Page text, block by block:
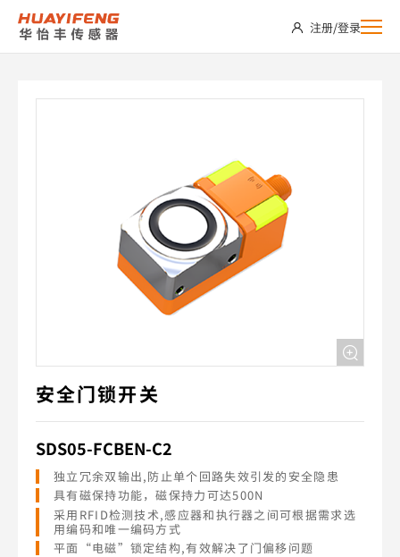
SDS05-
FCBEN-
注册/登录
安全门锁开关
SDS05-FCBEN-C2
独立冗余双输出,防止单个回路失效引发的安全隐患
具有磁保持功能，磁保持力可达500N
采用RFID检测技术,感应器和执行器之间可根据需求选
用编码和唯一编码方式
平面“电磁”锁定结构,有效解决了门偏移问题